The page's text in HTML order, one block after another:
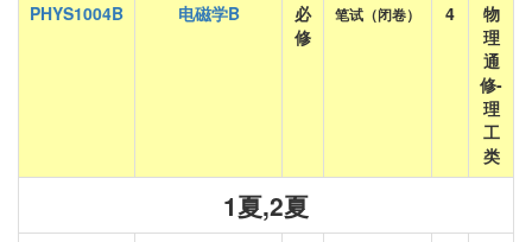
PHYS1004B
电磁学B
必
修
笔试（闭卷） 4
物
理
通
修-
理
工
类
1夏,2夏